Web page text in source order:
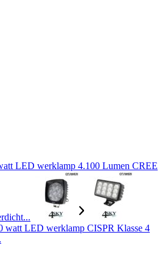
LED werklamp 4.100 Lumen CREE
watt LED werklamp CISPR Klasse 4